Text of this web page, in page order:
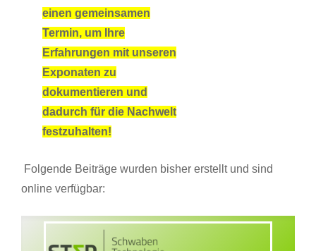
einen gemeinsamen
Termin, um Ihre
Erfahrungen mit unseren
Exponaten zu
dokumentieren und
dadurch für die Nachwelt
festzuhalten!
Folgende Beiträge wurden bisher erstellt und sind
online verfügbar: